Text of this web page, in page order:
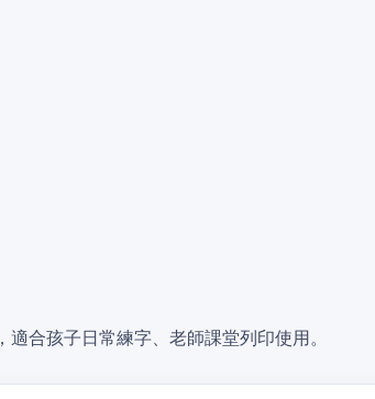
合孩子日常練字、老師課堂列印使用。